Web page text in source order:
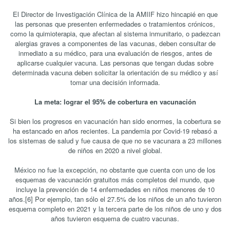
El Director de Investigación Clínica de la AMIIF hizo hincapié en que
las personas que presenten enfermedades o tratamientos crónicos,
como la quimioterapia, que afectan al sistema inmunitario, o padezcan
alergias graves a componentes de las vacunas, deben consultar de
inmediato a su médico, para una evaluación de riesgos, antes de
aplicarse cualquier vacuna. Las personas que tengan dudas sobre
determinada vacuna deben solicitar la orientación de su médico y así
tomar una decisión informada.
La meta: lograr el 95% de cobertura en vacunación
Si bien los progresos en vacunación han sido enormes, la cobertura se
ha estancado en años recientes. La pandemia por Covid-19 rebasó a
los sistemas de salud y fue causa de que no se vacunara a 23 millones
de niños en 2020 a nivel global.
México no fue la excepción, no obstante que cuenta con uno de los
esquemas de vacunación gratuitos más completos del mundo, que
incluye la prevención de 14 enfermedades en niños menores de 10
años.[6] Por ejemplo, tan sólo el 27.5% de los niños de un año tuvieron
esquema completo en 2021 y la tercera parte de los niños de uno y dos
años tuvieron esquema de cuatro vacunas.